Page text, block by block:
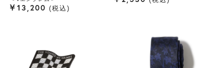
¥ 13,200 税込